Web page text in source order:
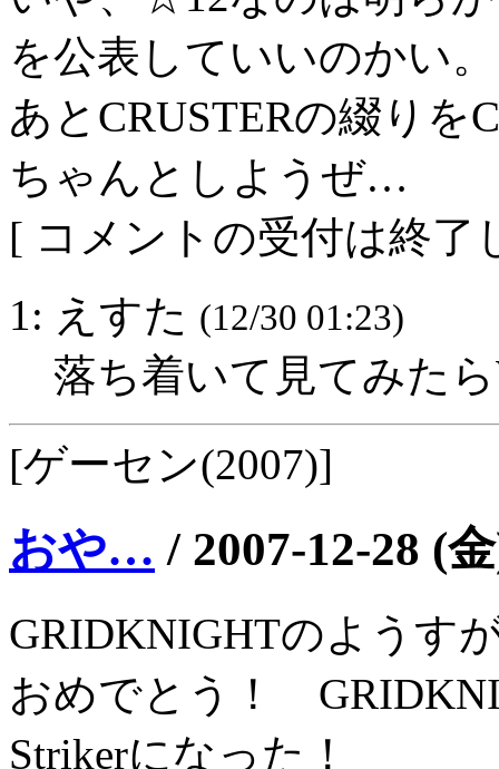
を公表していいのかい。
あとCRUSTERの綴り
ちゃんとしようぜ…
[ コメントの受付は終了
1: えすた (12/30 01:23)
落ち着いて見てみた
[ゲーセン(2007)]
おや… / 2007-12-28 (
GRIDKNIGHTのよう
おめでとう！
Strikerになった！